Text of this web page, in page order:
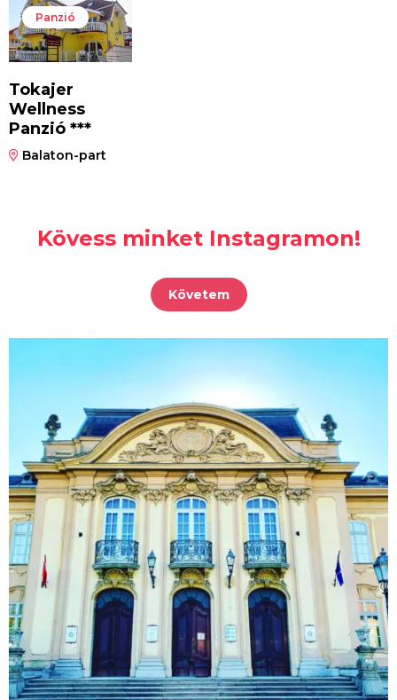
Panzió
Tokajer
Wellness
Panzió ***
Balaton-part
Kövess minket Instagramon!
Követem